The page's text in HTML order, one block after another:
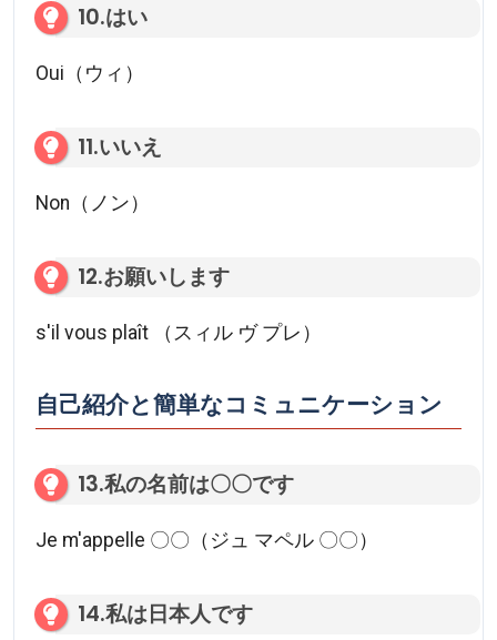
10.はい
Oui（ウィ）
11.いいえ
Non（ノン）
12.お願いします
s'il vous plaît （スィル ヴ プレ）
自己紹介と簡単なコミュニケーション
13.私の名前は〇〇です
Je m'appelle 〇〇（ジュ マペル 〇〇）
14.私は日本人です